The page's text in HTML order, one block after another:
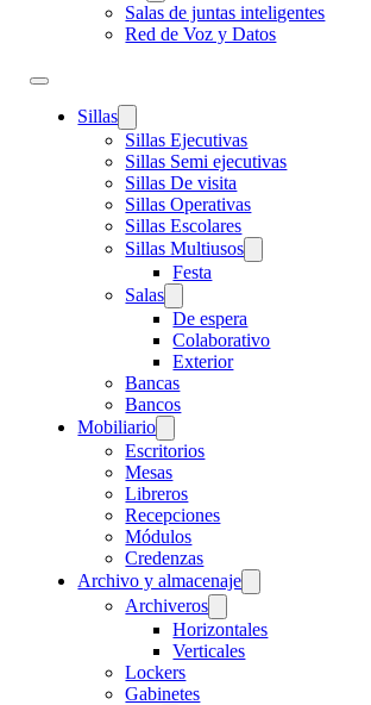
Salas de juntas inteligentes
Red de Voz y Datos
Sillas
Sillas Ejecutivas
Sillas Semi ejecutivas
Sillas De visita
Sillas Operativas
Sillas Escolares
Sillas Multiusos
Festa
Salas
De espera
Colaborativo
Exterior
Bancas
Bancos
Mobiliario
Escritorios
Mesas
Libreros
Recepciones
Módulos
Credenzas
Archivo y almacenaje
Archiveros
Horizontales
Verticales
Lockers
Gabinetes